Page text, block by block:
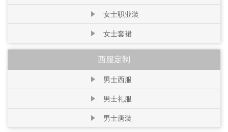
女士职业装
女士套裙
西服定制
男士西服
男士礼服
男士唐装